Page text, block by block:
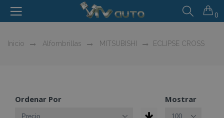
0
Inicio Alfombrillas MITSUBISHI ECLIPSE CROSS
Ordenar Por Mostrar